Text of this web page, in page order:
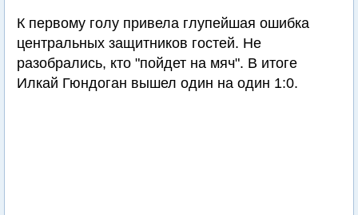
К первому голу привела глупейшая ошибка
центральных защитников гостей. Не
разобрались, кто "пойдет на мяч". В итоге
Илкай Гюндоган вышел один на один 1:0.